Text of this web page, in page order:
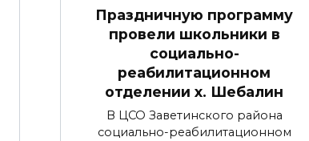
Праздничную программу
провели школьники в
социально-
реабилитационном
отделении х. Шебалин
В ЦСО Заветинского района
социально-реабилитационном